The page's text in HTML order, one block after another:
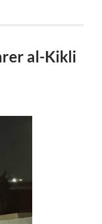
al-Kikli